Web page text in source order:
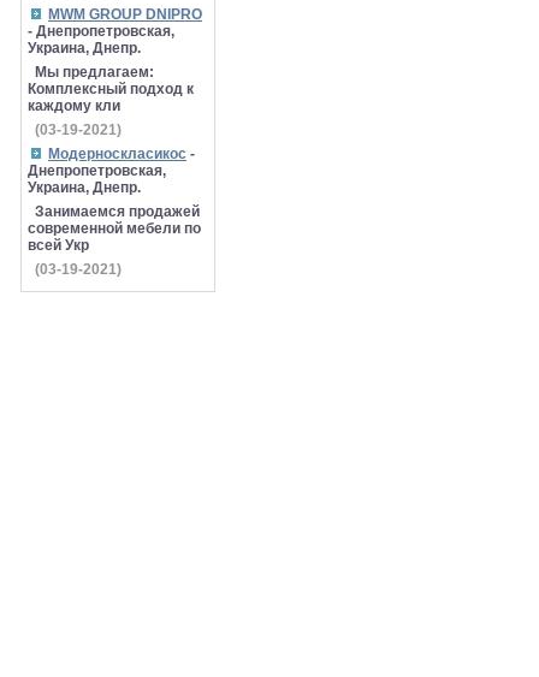
MWM GROUP DNIPRO
- Днепропетровская,
Украина, Днепр.
Мы предлагаем:
Комплексный подход к
каждому кли
(03-19-2021)
Модерноскласикос -
Днепропетровская,
Украина, Днепр.
Занимаемся продажей
современной мебели по
всей Укр
(03-19-2021)